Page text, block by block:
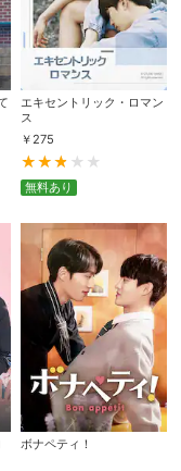
エキセントリック・ロマン
ス
￥ 275
無料あり
ボナペティ！